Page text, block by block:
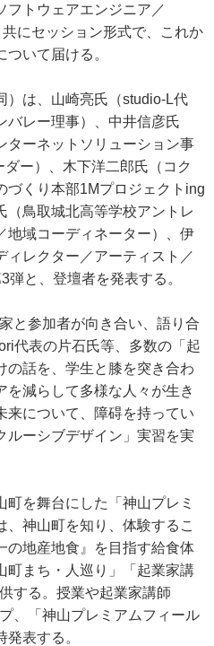
フトウェアエンジニア／
にセッション形式で、これか
いて届ける。
は、山崎亮氏（studio-L代
バレー理事）、中井信彦氏
ターネットソリューション事
ー）、木下洋二郎氏（コク
づくり本部1Mプロジェクトing
（鳥取城北高等学校アントレ
地域コーディネーター）、伊
ィレクター／アーティスト／
と、登壇者を発表する。
と参加者が向き合い、語り合
代表の片石氏等、多数の「起
の話を、学生と膝を突き合わ
減らして多様な人々が生き
来について、障碍を持ってい
ルーシブデザイン」実習を実
を舞台にした「神山プレミ
神山町を知り、体験するこ
の地産地食』を目指す給食体
町まち・人巡り」「起業家講
する。授業や起業家講師
、「神山プレミアムフィール
表する。